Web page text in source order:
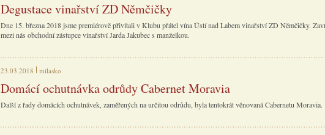
Degustace vinařství ZD Němčičky
Dne 15. března 2018 jsme premiérově přivítali v Klubu přátel vína Ústí nad Labem vinařství ZD Němčičky.
mezi nás obchodní zástupce vinařství Jarda Jakubec s manželkou.
23.03.2018 milasko
Domácí ochutnávka odrůdy Cabernet Moravia
Další z řady domácích ochutnávek, zaměřených na určitou odrůdu, byla tentokrát věnovaná Cabernetu Moravia.